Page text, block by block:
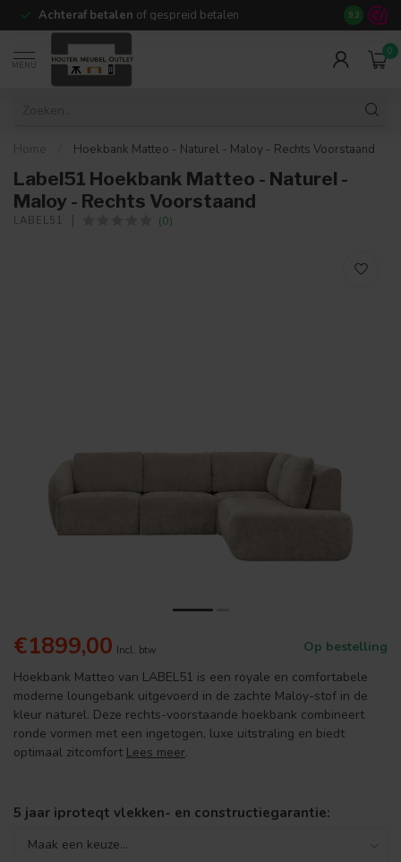
Achteraf betalen of gespreid betalen 14 dagen
9.3
MENU
0
Home Hoekbank Matteo - Naturel - Maloy - Rechts Voorstaand
Label51 Hoekbank Matteo - Naturel -
Maloy - Rechts Voorstaand
LABEL51 (0)
€1899,00 Incl. btw
Op bestelling
Hoekbank Matteo van LABEL51 is een royale en comfortabele
moderne loungebank uitgevoerd in de zachte Maloy-stof in de
kleur naturel. Deze rechts-voorstaande hoekbank combineert
ronde vormen met een ingetogen, luxe uitstraling en biedt
optimaal zitcomfort Lees meer.
5 jaar iproteqt vlekken- en constructiegarantie: